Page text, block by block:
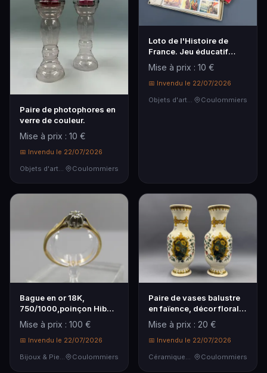
Paire de photophores en
verre de couleur.
Mise à prix : 10 €
📅 Invendu le 22/07/2026
Objets d'art & Curiosités
Coulommiers
Loto de l'Histoire de
France. Jeu éducatif
éditions Fernand …
Mise à prix : 10 €
📅 Invendu le 22/07/2026
Coulommiers
Bague en or 18K,
750/1000,poinçon Hibou
et platine sertie d’…
Mise à prix : 100 €
📅 Invendu le 22/07/2026
Coulommiers
Paire de vases balustre
en faïence, décor floral
polychrome.
Mise à prix : 20 €
📅 Invendu le 22/07/2026
Coulommiers